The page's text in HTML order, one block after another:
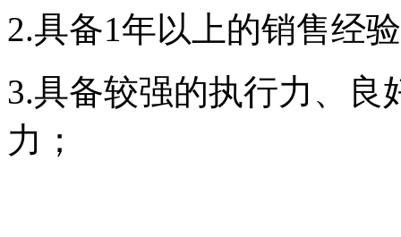
2.具备1年以上的销售经
3.具备较强的执行力、良
力；